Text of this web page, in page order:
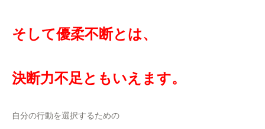
そして優柔不断とは、
決断力不足ともいえます。
自分の行動を選択するための